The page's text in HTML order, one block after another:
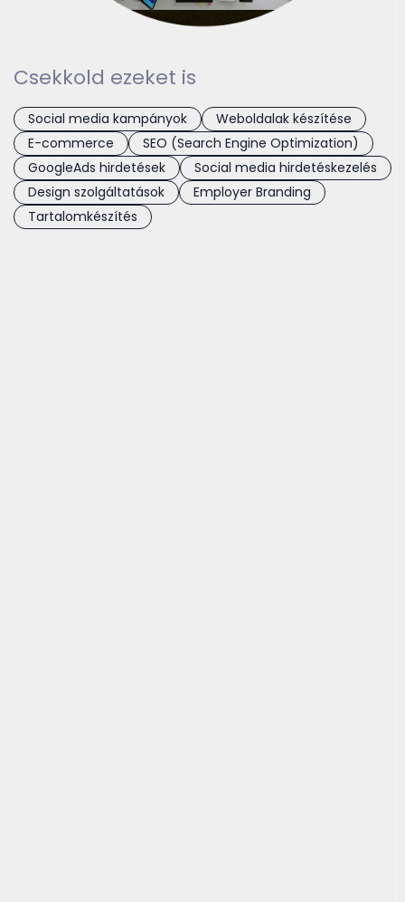
Csekkold ezeket is
Social media kampányok
Weboldalak készítése
E-commerce
SEO (Search Engine Optimization)
GoogleAds hirdetések
Social media hirdetéskezelés
Design szolgáltatások
Employer Branding
Tartalomkészítés